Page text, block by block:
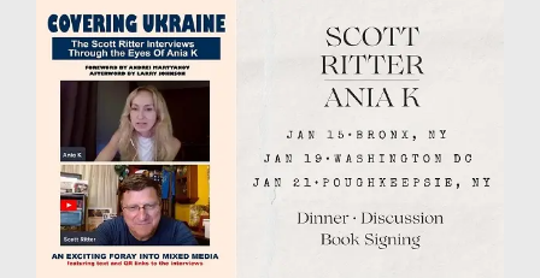
Προβολή
μεγαλύτερης
εικόνας